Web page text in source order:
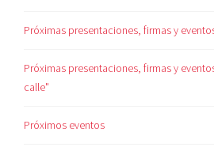
Próximas presentaciones, firmas y
Próximas presentaciones, firmas y
calle"
Próximos eventos